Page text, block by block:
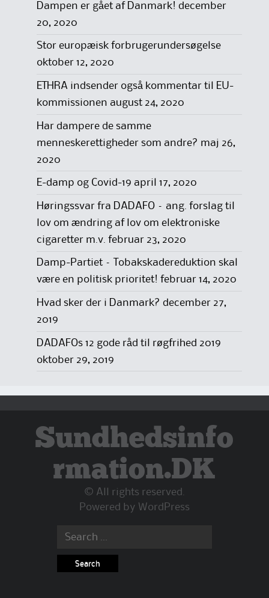
Dampen er gået af Danmark! december
20, 2020
Stor europæisk forbrugerundersøgelse
oktober 12, 2020
ETHRA indsender også kommentar til EU-
kommissionen august 24, 2020
Har dampere de samme
menneskerettigheder som andre? maj 26,
2020
E-damp og Covid-19 april 17, 2020
Høringssvar fra DADAFO – ang. forslag til
lov om ændring af lov om elektroniske
cigaretter m.v. februar 23, 2020
Damp-Partiet – Tobakskadereduktion skal
være en politisk prioritet! februar 14, 2020
Hvad sker der i Danmark? december 27,
2019
DADAFOs 12 gode råd til røgfrihed 2019
oktober 29, 2019
Sundhedsinfo
rmation.DK
© All rights reserved.
Powered by WordPress
Search